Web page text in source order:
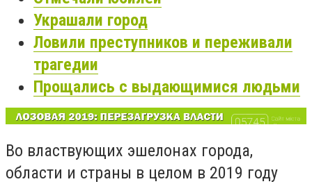
Украшали город
Ловили преступников и переживали
трагедии
Прощались с выдающимися людьми
Во властвующих эшелонах города,
области и страны в целом в 2019 году